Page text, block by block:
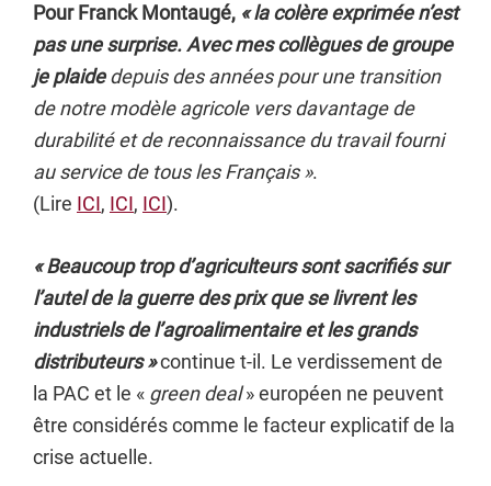
Pour Franck Montaugé, « la colère exprimée n’est
pas une surprise. Avec mes collègues de groupe
je plaidedepuis des années pour une transition
de notre modèle agricole vers davantage de
durabilité et de reconnaissance du travail fourni
au service de tous les Français ».
(Lire ICI, ICI, ICI).
« Beaucoup trop d’agriculteurs sont sacrifiés sur
l’autel de la guerre des prix que se livrent les
industriels de l’agroalimentaire et les grands
distributeurs»continue t-il. Le verdissement de
la PAC et le « green deal» européen ne peuvent
être considérés comme le facteur explicatif de la
crise actuelle.